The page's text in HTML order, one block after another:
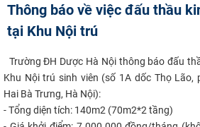
CƠ CẤU TỔ CHỨC
TUYỂN SINH
ĐÀO TẠO
Thông báo về việc đấu thầu
tại Khu Nội trú
Trường ĐH Dược Hà Nội thông báo đấu
Khu Nội trú sinh viên (số 1A dốc Thọ Lão,
Hai Bà Trưng, Hà Nội):
- Tổng diện tích: 140m2 (70m2*2 tầng)